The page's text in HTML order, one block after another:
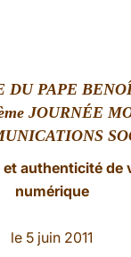
DU PAPE
JOURNÉE
authenticité de
numérique
le 5 juin 2011